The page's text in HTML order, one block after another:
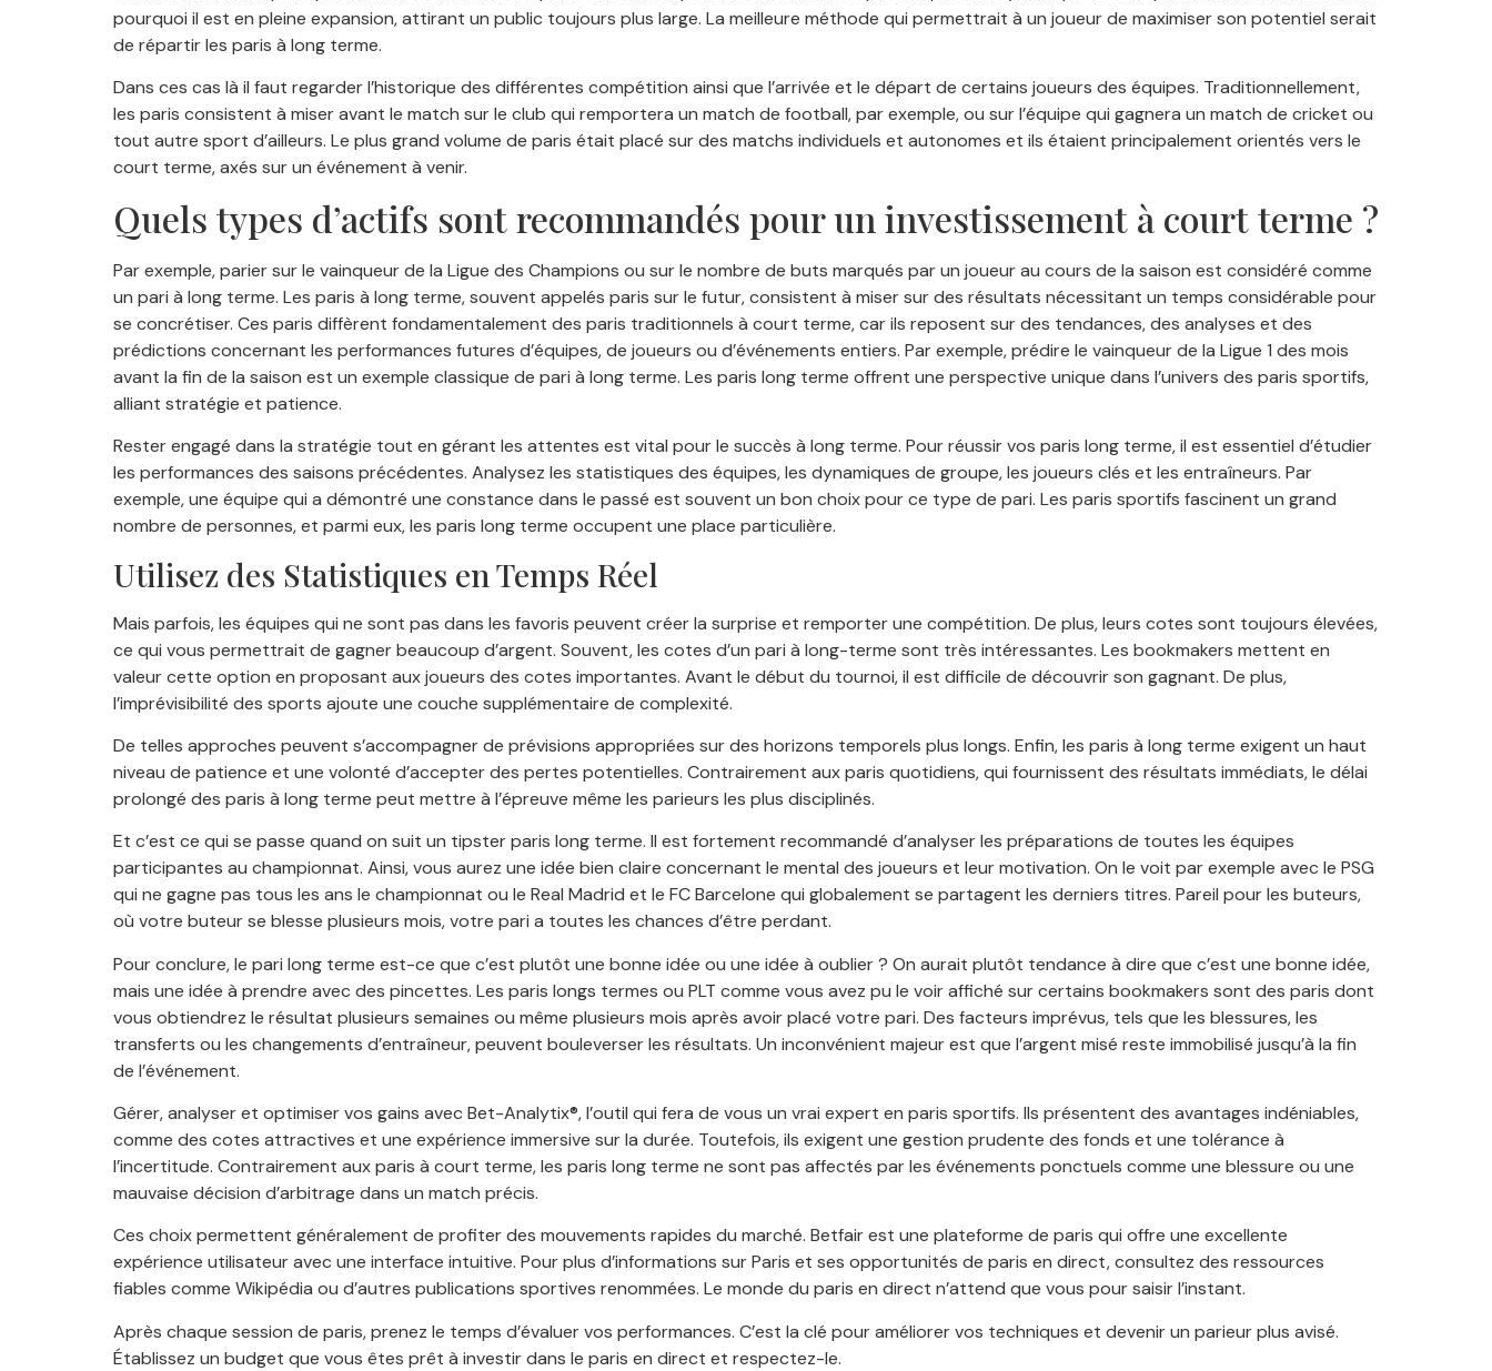
pourquoi il est en pleine expansion, attirant un public toujours plus large. La meilleure méthode qui permettrait à un joueur de maximiser son potentiel serait
de répartir les paris à long terme.
Dans ces cas là il faut regarder l’historique des différentes compétition ainsi que l’arrivée et le départ de certains joueurs des équipes. Traditionnellement,
les paris consistent à miser avant le match sur le club qui remportera un match de football, par exemple, ou sur l’équipe qui gagnera un match de cricket ou
tout autre sport d’ailleurs. Le plus grand volume de paris était placé sur des matchs individuels et autonomes et ils étaient principalement orientés vers le
court terme, axés sur un événement à venir.
Quels types d’actifs sont recommandés pour un investissement à court terme ?
Par exemple, parier sur le vainqueur de la Ligue des Champions ou sur le nombre de buts marqués par un joueur au cours de la saison est considéré comme
un pari à long terme. Les paris à long terme, souvent appelés paris sur le futur, consistent à miser sur des résultats nécessitant un temps considérable pour
se concrétiser. Ces paris diffèrent fondamentalement des paris traditionnels à court terme, car ils reposent sur des tendances, des analyses et des
prédictions concernant les performances futures d’équipes, de joueurs ou d’événements entiers. Par exemple, prédire le vainqueur de la Ligue 1 des mois
avant la fin de la saison est un exemple classique de pari à long terme. Les paris long terme offrent une perspective unique dans l’univers des paris sportifs,
alliant stratégie et patience.
Rester engagé dans la stratégie tout en gérant les attentes est vital pour le succès à long terme. Pour réussir vos paris long terme, il est essentiel d’étudier
les performances des saisons précédentes. Analysez les statistiques des équipes, les dynamiques de groupe, les joueurs clés et les entraîneurs. Par
exemple, une équipe qui a démontré une constance dans le passé est souvent un bon choix pour ce type de pari. Les paris sportifs fascinent un grand
nombre de personnes, et parmi eux, les paris long terme occupent une place particulière.
Utilisez des Statistiques en Temps Réel
Mais parfois, les équipes qui ne sont pas dans les favoris peuvent créer la surprise et remporter une compétition. De plus, leurs cotes sont toujours élevées,
ce qui vous permettrait de gagner beaucoup d’argent. Souvent, les cotes d’un pari à long-terme sont très intéressantes. Les bookmakers mettent en
valeur cette option en proposant aux joueurs des cotes importantes. Avant le début du tournoi, il est difficile de découvrir son gagnant. De plus,
l’imprévisibilité des sports ajoute une couche supplémentaire de complexité.
De telles approches peuvent s’accompagner de prévisions appropriées sur des horizons temporels plus longs. Enfin, les paris à long terme exigent un haut
niveau de patience et une volonté d’accepter des pertes potentielles. Contrairement aux paris quotidiens, qui fournissent des résultats immédiats, le délai
prolongé des paris à long terme peut mettre à l’épreuve même les parieurs les plus disciplinés.
Et c’est ce qui se passe quand on suit un tipster paris long terme. Il est fortement recommandé d’analyser les préparations de toutes les équipes
participantes au championnat. Ainsi, vous aurez une idée bien claire concernant le mental des joueurs et leur motivation. On le voit par exemple avec le PSG
qui ne gagne pas tous les ans le championnat ou le Real Madrid et le FC Barcelone qui globalement se partagent les derniers titres. Pareil pour les buteurs,
où votre buteur se blesse plusieurs mois, votre pari a toutes les chances d’être perdant.
Pour conclure, le pari long terme est-ce que c’est plutôt une bonne idée ou une idée à oublier ? On aurait plutôt tendance à dire que c’est une bonne idée,
mais une idée à prendre avec des pincettes. Les paris longs termes ou PLT comme vous avez pu le voir affiché sur certains bookmakers sont des paris dont
vous obtiendrez le résultat plusieurs semaines ou même plusieurs mois après avoir placé votre pari. Des facteurs imprévus, tels que les blessures, les
transferts ou les changements d’entraîneur, peuvent bouleverser les résultats. Un inconvénient majeur est que l’argent misé reste immobilisé jusqu’à la fin
de l’événement.
Gérer, analyser et optimiser vos gains avec Bet-Analytix®, l’outil qui fera de vous un vrai expert en paris sportifs. Ils présentent des avantages indéniables,
comme des cotes attractives et une expérience immersive sur la durée. Toutefois, ils exigent une gestion prudente des fonds et une tolérance à
l’incertitude. Contrairement aux paris à court terme, les paris long terme ne sont pas affectés par les événements ponctuels comme une blessure ou une
mauvaise décision d’arbitrage dans un match précis.
Ces choix permettent généralement de profiter des mouvements rapides du marché. Betfair est une plateforme de paris qui offre une excellente
expérience utilisateur avec une interface intuitive. Pour plus d’informations sur Paris et ses opportunités de paris en direct, consultez des ressources
fiables comme Wikipédia ou d’autres publications sportives renommées. Le monde du paris en direct n’attend que vous pour saisir l’instant.
Après chaque session de paris, prenez le temps d’évaluer vos performances. C’est la clé pour améliorer vos techniques et devenir un parieur plus avisé.
Établissez un budget que vous êtes prêt à investir dans le paris en direct et respectez-le.